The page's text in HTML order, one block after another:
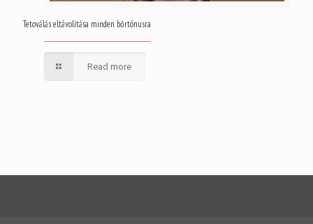
Tetoválás eltávolítása minden bőrtónusra
Read more